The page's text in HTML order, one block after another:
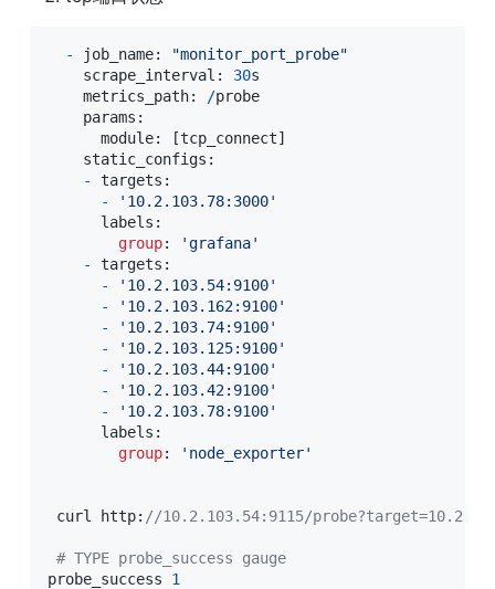
- job_name:
"monitor_port_probe"
    scrape_interval:
30s
    metrics_path:
/probe
    params:
      module:
[tcp_connect]
    static_configs:
-
targets:
-
'10.2.103.78:3000'
      labels:
group:
'grafana'
-
targets:
-
'10.2.103.54:9100'
-
'10.2.103.162:9100'
-
'10.2.103.74:9100'
-
'10.2.103.125:9100'
-
'10.2.103.44:9100'
-
'10.2.103.42:9100'
-
'10.2.103.78:9100'
      labels:
group: 'node_exporter'
curl http: //10.2.103.54:9115/
# TYPE probe_success gauge
probe_success 1